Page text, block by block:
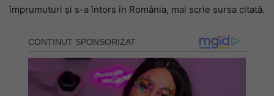
împrumuturi și s-a întors în România, mai scrie sursa citată.